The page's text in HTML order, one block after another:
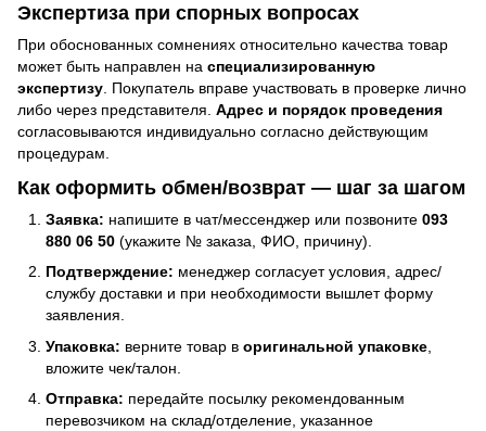
Экспертиза при спорных вопросах
При обоснованных сомнениях относительно качества товар
может быть направлен на специализированную
экспертизу. Покупатель вправе участвовать в проверке лично
либо через представителя. Адрес и порядок проведения
согласовываются индивидуально согласно действующим
процедурам.
Как оформить обмен/возврат — шаг за шагом
Заявка: напишите в чат/мессенджер или позвоните 093
880 06 50 (укажите № заказа, ФИО, причину).
Подтверждение: менеджер согласует условия, адрес/
службу доставки и при необходимости вышлет форму
заявления.
Упаковка: верните товар в оригинальной упаковке
вложите чек/талон.
Отправка: передайте посылку рекомендованным
перевозчиком на склад/отделение, указанное